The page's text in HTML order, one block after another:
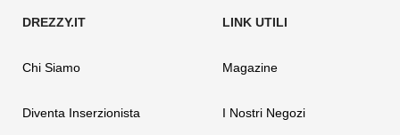
Chi Siamo
Diventa Inserzionista
Magazine
I Nostri Negozi